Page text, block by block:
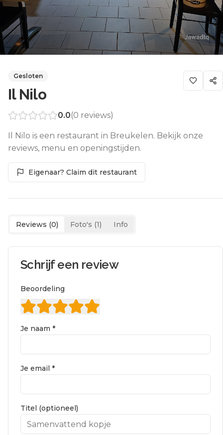
Gesloten
Il Nilo
0.0(0 reviews)
Il Nilo is een restaurant in Breukelen. Bekijk onze
reviews, menu en openingstijden.
Eigenaar? Claim dit restaurant
Reviews (0) Foto's (1) Info
Schrijf een review
Beoordeling
Je naam *
Je email *
Titel (optioneel)